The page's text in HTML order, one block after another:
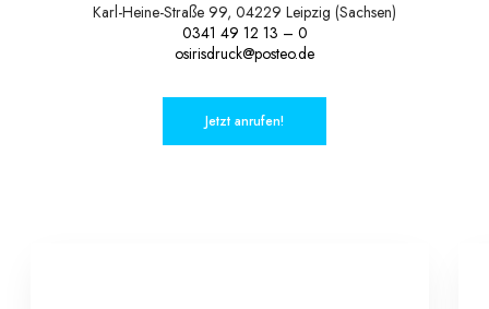
Karl-Heine-Straße 99, 04229 Leipzig (Sachsen)
0341 49 12 13 – 0
osirisdruck@posteo.de
Jetzt anrufen!